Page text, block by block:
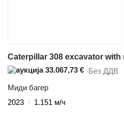
33.067,73 € Без ДДВ
Миди багер
2023
1.151 м/ч